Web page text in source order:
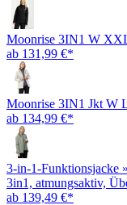
Moonrise 3IN1 W
ab 131,99 €*
Moonrise 3IN1 Jkt W
ab 134,99 €*
3-in-1-Funktionsjacke
3in1, atmungsaktiv,
ab 139,49 €*